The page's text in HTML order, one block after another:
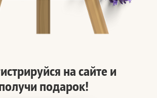
на сайте и
подарок!